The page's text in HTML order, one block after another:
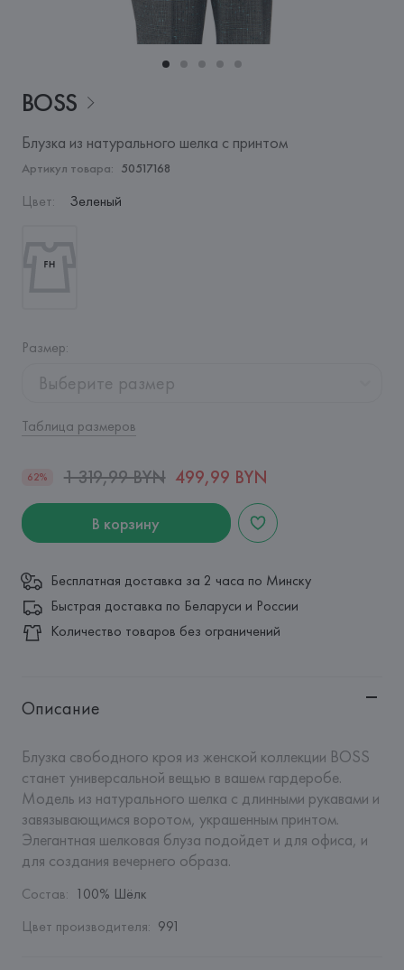
BOSS
Блузка из натурального шелка с принтом
Артикул товара: 50517168
Цвет: Зеленый
Размер:
Выберите размер
Таблица размеров
62% 1 319,99 BYN 499,99 BYN
В корзину
Бесплатная доставка за 2 часа по Минску
Быстрая доставка по Беларуси и России
Количество товаров без ограничений
Описание
Блузка свободного кроя из женской коллекции BOSS
станет универсальной вещью в вашем гардеробе.
Модель из натурального шелка с длинными рукавами и
завязывающимся воротом, украшенным принтом.
Элегантная шелковая блуза подойдет и для офиса, и
для создания вечернего образа.
Состав: 100% Шёлк
Цвет производителя: 991